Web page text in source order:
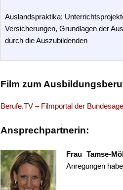
Auslandspraktika;
Versicherungen, Grundlagen der
durch die Auszubildenden
Film zum
Berufe.TV – Filmportal der
Ansprechpartnerin:
Frau Tamse-
Anregungen